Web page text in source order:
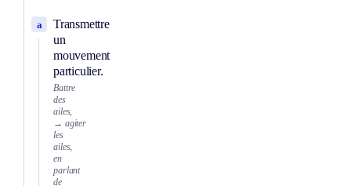
Transmettre
un
mouvement
particulier.
a
Battre
des
ailes,
→ agiter
les
ailes,
en
parlant
de